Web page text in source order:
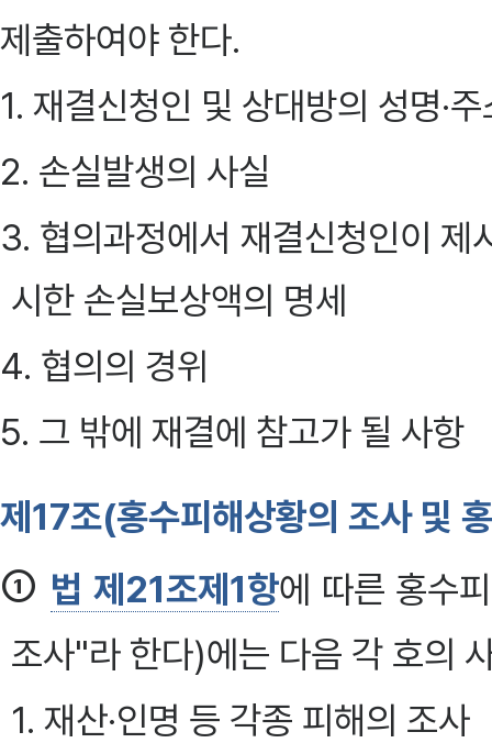
제출하여야 한다.
1. 재결신청인 및 상대방의 성명·주
2. 손실발생의 사실
3. 협의과정에서 재결신청인이 제
시한 손실보상액의 명세
4. 협의의 경위
5. 그 밖에 재결에 참고가 될 사항
제17조(홍수피해상황의 조사 및
① 법 제21조제1항에 따른 홍수
조사"라 한다)에는 다음 각 호의
1. 재산·인명 등 각종 피해의 조사